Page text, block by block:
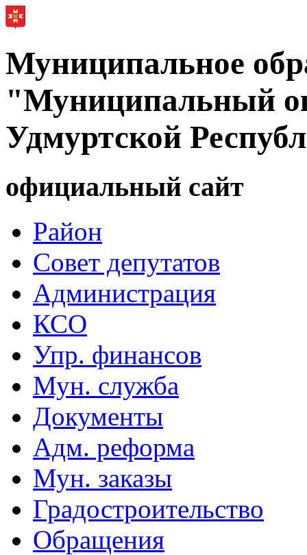
Муниципальное
"Муниципальный
Удмуртской
официальный сайт
Район
Совет депутатов
Администрация
КСО
Упр. финансов
Мун. служба
Документы
Адм. реформа
Мун. заказы
Градостроительство
Обращения